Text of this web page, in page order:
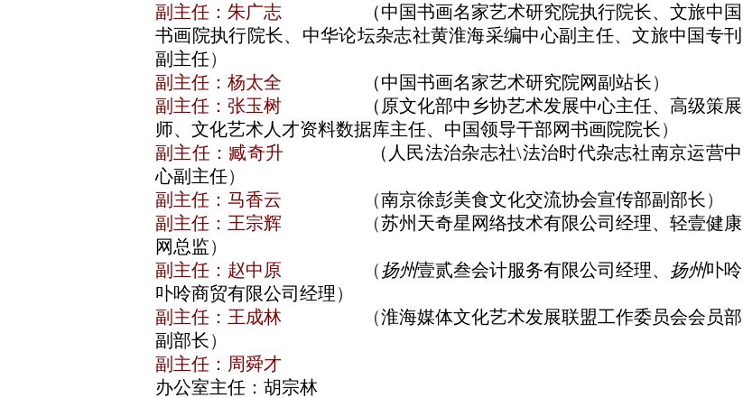
副主任：朱广志 （中国书画名家艺术研究院执行院长、文旅中国
书画院执行院长、中华论坛杂志社黄淮海采编中心副主任、文旅中国专刊
副主任）
副主任：杨太全
（中国书画名家艺术研究院网副站长）
副主任：张玉树 （原文化部中乡协艺术发展中心主任、高级策展
师、文化艺术人才资料数据库主任、中国领导干部网书画院院长）
副主任：臧奇升
（人民法治杂志社\法治时代杂志社南京运营中
心副主任）
副主任：马香云
（南京徐彭美食文化交流协会宣传部副部长）
副主任：王宗辉 （苏州天奇星网络技术有限公司经理、轻壹健康
网总监）
副主任：赵中原 （扬州壹贰叁会计服务有限公司经理、 扬州卟呤
卟呤商贸有限公司经理 ）
副主任：王成林
（淮海媒体文化艺术发展联盟工作委员会会员部
副部长）
副主任：周舜才
办公室主任：胡宗林